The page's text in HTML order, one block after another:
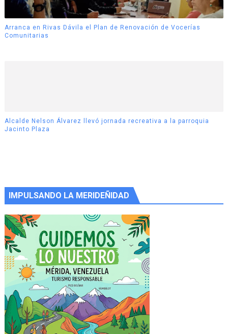
Arranca en Rivas Dávila el Plan de Renovación de Vocerías
Comunitarias
Alcalde Nelson Álvarez llevó jornada recreativa a la parroquia
Jacinto Plaza
IMPULSANDO LA MERIDEÑIDAD